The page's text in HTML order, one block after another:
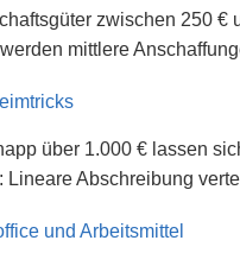
zwischen 250
mittlere
über 1.000 € lassen
Lineare Abschreibung
und Arbeitsmittel